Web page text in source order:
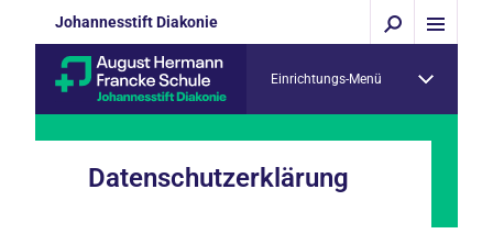
Johannesstift Diakonie
Einrichtungs-Menü
Datenschutzerklärung